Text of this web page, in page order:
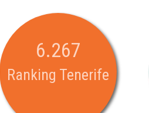
6.267
Ranking Tenerife